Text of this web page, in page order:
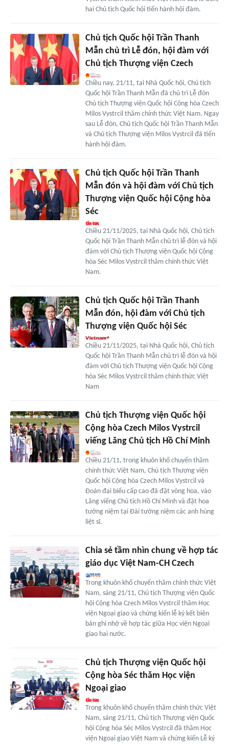
hai Chủ tịch Quốc hội tiến hành hội đàm.
Chủ tịch Quốc hội Trần Thanh
Mẫn chủ trì Lễ đón, hội đàm với
Chủ tịch Thượng viện Czech
Chiều nay, 21/11, tại Nhà Quốc hội, Chủ tịch
Quốc hội Trần Thanh Mẫn đã chủ trì Lễ đón
Chủ tịch Thượng viện Quốc hội Cộng hòa Czech
Milos Vystrcil thăm chính thức Việt Nam. Ngay
sau Lễ đón, Chủ tịch Quốc hội Trần Thanh Mẫn
và Chủ tịch Thượng viện Milos Vystrcil đã tiến
hành hội đàm.
Chủ tịch Quốc hội Trần Thanh
Mẫn đón và hội đàm với Chủ tịch
Thượng viện Quốc hội Cộng hòa
Séc
Chiều 21/11/2025, tại Nhà Quốc hội, Chủ tịch
Quốc hội Trần Thanh Mẫn chủ trì lễ đón và hội
đàm với Chủ tịch Thượng viện Quốc hội Cộng
hòa Séc Milos Vystrcil thăm chính thức Việt
Nam.
Chủ tịch Quốc hội Trần Thanh
Mẫn đón, hội đàm với Chủ tịch
Thượng viện Quốc hội Séc
Chiều 21/11/2025, tại Nhà Quốc hội, Chủ tịch
Quốc hội Trần Thanh Mẫn chủ trì lễ đón và hội
đàm với Chủ tịch Thượng viện Quốc hội Cộng
hòa Séc Milos Vystrcil thăm chính thức Việt
Nam
Chủ tịch Thượng viện Quốc hội
Cộng hòa Czech Milos Vystrcil
viếng Lăng Chủ tịch Hồ Chí Minh
Chiều 21/11, trong khuôn khổ chuyến thăm
chính thức Việt Nam, Chủ tịch Thượng viện
Quốc hội Cộng hòa Czech Milos Vystrcil và
Đoàn đại biểu cấp cao đã đặt vòng hoa, vào
Lăng viếng Chủ tịch Hồ Chí Minh và đặt hoa
tưởng niệm tại Đài tưởng niệm các anh hùng
liệt sĩ.
Chia sẻ tầm nhìn chung về hợp tác
giáo dục Việt Nam-CH Czech
Trong khuôn khổ chuyến thăm chính thức Việt
Nam, sáng 21/11, Chủ tịch Thượng viện Quốc
hội Cộng hòa Czech Milos Vystrcil thăm Học
viện Ngoại giao và chứng kiến lễ ký kết biên
bản ghi nhớ về hợp tác giữa Học viện Ngoại
giao hai nước.
Chủ tịch Thượng viện Quốc hội
Cộng hòa Séc thăm Học viện
Ngoại giao
Trong khuôn khổ chuyến thăm chính thức Việt
Nam, sáng 21/11, Chủ tịch Thượng viện Quốc
hội Cộng hòa Séc Milos Vystrcil đã thăm Học
viện Ngoại giao Việt Nam và chứng kiến Lễ ký